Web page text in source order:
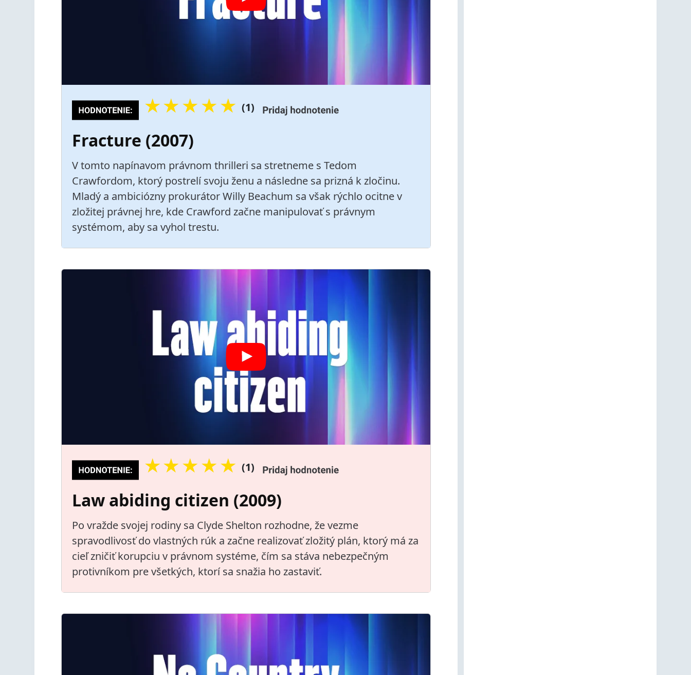
★
★
★
★
★ (1)
Fracture (2007)
V tomto napínavom právnom thrilleri sa stretneme s Tedom
Crawfordom, ktorý postrelí svoju ženu a následne sa prizná k zločinu.
Mladý a ambiciózny prokurátor Willy Beachum sa však rýchlo ocitne v
zložitej právnej hre, kde Crawford začne manipulovať s právnym
systémom, aby sa vyhol trestu.
★
★
★
★
★ (1)
Law abiding citizen (2009)
Po vražde svojej rodiny sa Clyde Shelton rozhodne, že vezme
spravodlivosť do vlastných rúk a začne realizovať zložitý plán, ktorý má za
cieľ zničiť korupciu v právnom systéme, čím sa stáva nebezpečným
protivníkom pre všetkých, ktorí sa snažia ho zastaviť.